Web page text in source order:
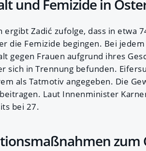
und Femizide in
ergibt Zadić zufolge, dass in etwa
die Femizide begingen. Bei
gegen Frauen aufgrund ihres
sich in Trennung befunden.
als Tatmotiv angegeben. Die
beitragen. Laut Innenminister
bei 27.
zum